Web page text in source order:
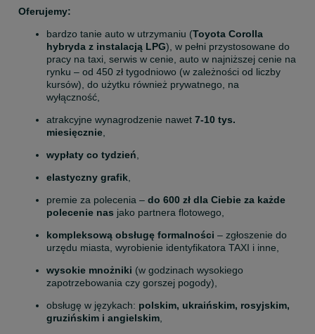
Oferujemy:
bardzo tanie auto w utrzymaniu (Toyota Corolla
hybryda z instalacją LPG), w pełni przystosowane do
pracy na taxi, serwis w cenie, auto w najniższej cenie na
rynku – od 450 zł tygodniowo (w zależności od liczby
kursów), do użytku również prywatnego, na
wyłączność,
atrakcyjne wynagrodzenie nawet 7-10 tys.
miesięcznie,
wypłaty co tydzień,
elastyczny grafik,
premie za polecenia – do 600 zł dla Ciebie za każde
polecenie nas jako partnera flotowego,
kompleksową obsługę formalności – zgłoszenie do
urzędu miasta, wyrobienie identyfikatora TAXI i inne,
wysokie mnożniki (w godzinach wysokiego
zapotrzebowania czy gorszej pogody),
obsługę w językach: polskim, ukraińskim, rosyjskim,
gruzińskim i angielskim,